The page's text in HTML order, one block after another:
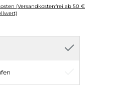
(Versandkostenfrei ab 50 €